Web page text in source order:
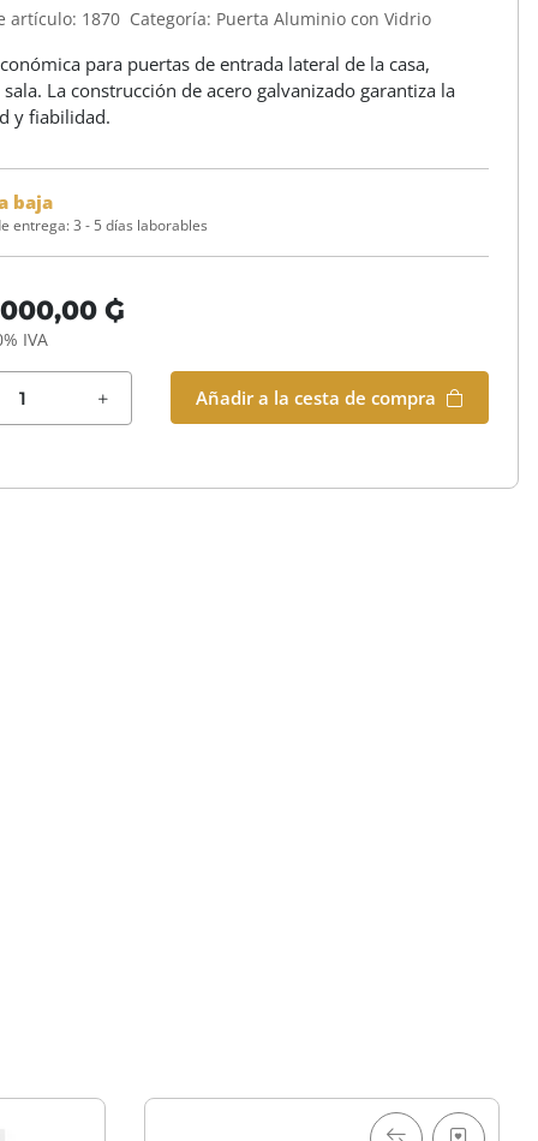
artículo: 1870 Categoría: Puerta Aluminio con Vidrio
para puertas de entrada lateral de la casa,
La construcción de acero galvanizado garantiza la
y fiabilidad.
baja
entrega:3 - 5 días laborables
₲
IVA
Añadir a la cesta de compra